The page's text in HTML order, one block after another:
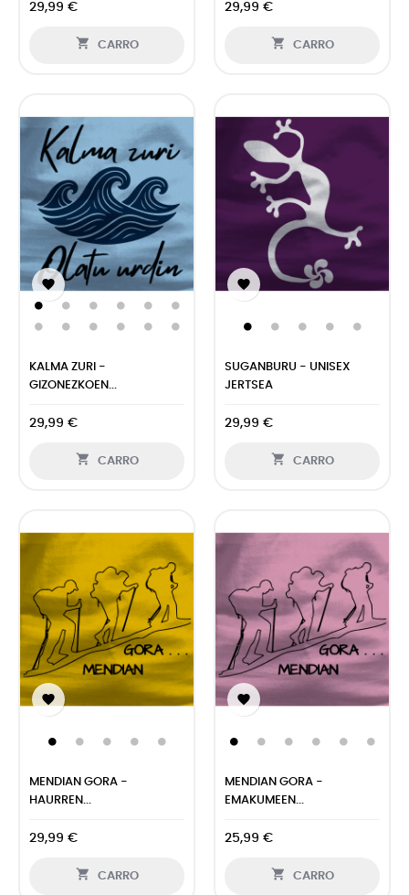
29,99 €
 CARRO
29,99 €
 CARRO

KALMA ZURI -
GIZONEZKOEN...
29,99 €
 CARRO

SUGANBURU - UNISEX
JERTSEA
29,99 €
 CARRO

MENDIAN GORA -
HAURREN...
29,99 €
 CARRO

MENDIAN GORA -
EMAKUMEEN...
25,99 €
 CARRO